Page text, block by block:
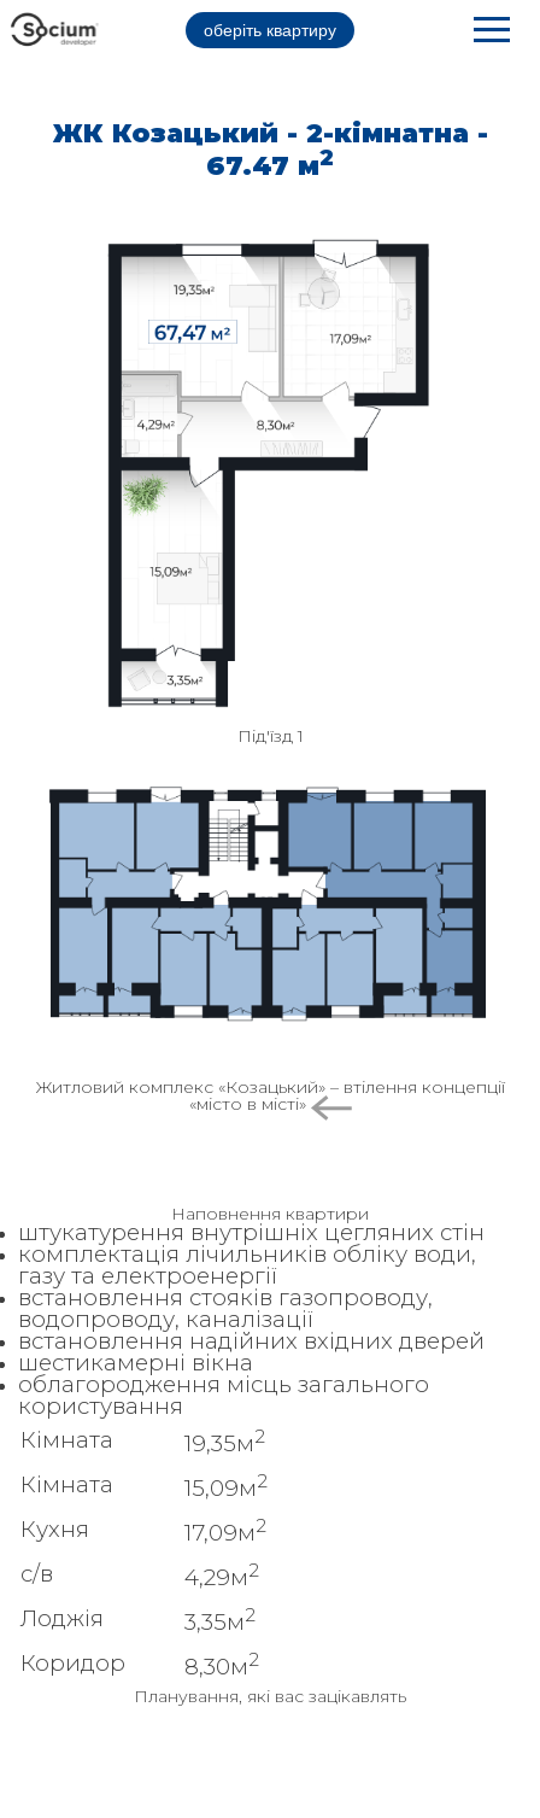
оберіть квартиру
ЖК Козацький - 2-кімнатна -
67.47 м2
Під'їзд 1
Житловий комплекс «Козацький» – втілення концепції
«місто в місті»
Наповнення квартири
штукатурення внутрішніх цегляних стін
комплектація лічильників обліку води,
газу та електроенергії
встановлення стояків газопроводу,
водопроводу, каналізації
встановлення надійних вхідних дверей
шестикамерні вікна
облагородження місць загального
користування
Кімната
19,35м2
Кімната 15,09м2
Кухня 17,09м2
с/в 4,29м2
Лоджія 3,35м2
Коридор 8,30м2
Планування, які вас зацікавлять